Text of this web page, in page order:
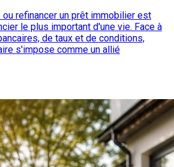
refinancer un prêt immobilier est
le plus important d'une vie. Face à
de taux et de conditions,
s'impose comme un allié